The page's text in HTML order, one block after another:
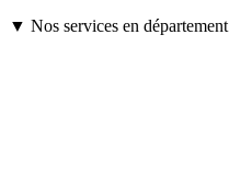
▼ Nos services en département